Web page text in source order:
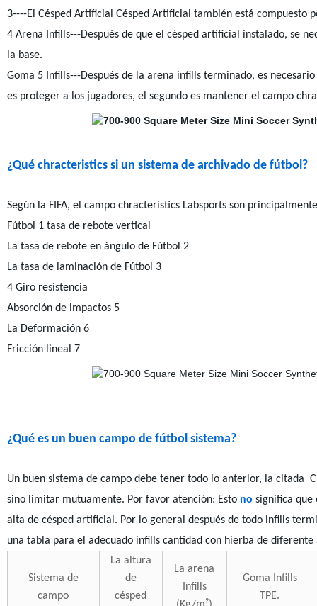
3----El Césped Artificial Césped Artificial también está compuesto
4 Arena Infills---Después de que el césped artificial instalado, se
la base.
Goma 5 Infills---Después de la arena infills terminado, es
es proteger a los jugadores, el segundo es mantener el campo
¿Qué chracteristics si un sistema de archivado de fútbol?
Según la FIFA, el campo chracteristics Labsports son
Fútbol 1 tasa de rebote vertical
La tasa de rebote en ángulo de Fútbol 2
La tasa de laminación de Fútbol 3
4 Giro resistencia
Absorción de impactos 5
La Deformación 6
Fricción lineal 7
¿Qué es un buen campo de fútbol sistema?
Un buen sistema de campo debe tener todo lo anterior, la citada
sino limitar mutuamente. Por favor atención: Estono significa que
alta de césped artificial. Por lo general después de todo infills
una tabla para el adecuado infills cantidad con hierba de diferente
Sistema de
campo
La altura
de
césped
La arena
Infills
Goma Infills
TPE.